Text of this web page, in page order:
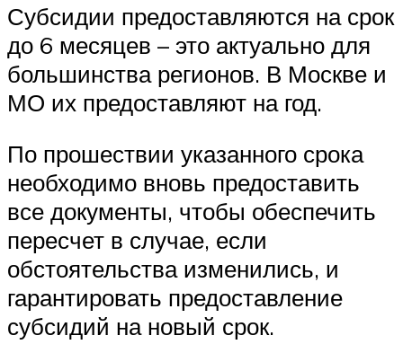
Субсидии предоставляются на срок
до 6 месяцев – это актуально для
большинства регионов. В Москве и
МО их предоставляют на год.
По прошествии указанного срока
необходимо вновь предоставить
все документы, чтобы обеспечить
пересчет в случае, если
обстоятельства изменились, и
гарантировать предоставление
субсидий на новый срок.